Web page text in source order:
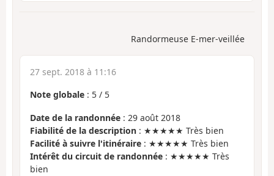
Randormeuse E-mer-veillée
27 sept. 2018 à 11:16
Note globale : 5 / 5
Date de la randonnée : 29 août 2018
Fiabilité de la description : ★★★★★ Très bien
Facilité à suivre l'itinéraire : ★★★★★ Très bien
Intérêt du circuit de randonnée : ★★★★★ Très
bien